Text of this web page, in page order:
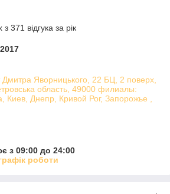
371 відгука за рік
Дмитра Яворницького, 22 БЦ, 2 поверх,
область, 49000 филиалы:
Киев, Днепр, Кривой Рог, Запорожье ,
з 09:00 до 24:00
роботи